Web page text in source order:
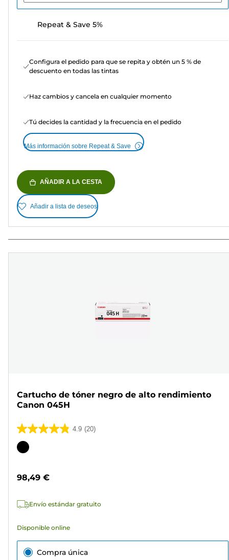
Repeat & Save 5%
Configura el pedido para que se repita y obtén un 5 % de
descuento en todas las tintas
Haz cambios y cancela en cualquier momento
Tú decides la cantidad y la frecuencia en el pedido
Más información sobre Repeat & Save
AÑADIR A LA CESTA
Añadir a lista de deseos
Cartucho de tóner negro de alto rendimiento
Canon 045H
4.9 (20)
4.9
de
20
Cartucho
98,49 €
Envío estándar gratuito
Disponible online
Compra única